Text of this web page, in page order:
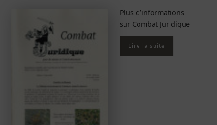
Plus d’informations
sur Combat Juridique
Lire la suite